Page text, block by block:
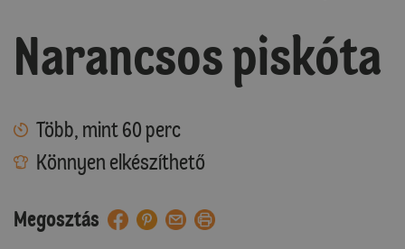
Narancsos piskóta
Több, mint 60 perc
Könnyen elkészíthető
Megosztás